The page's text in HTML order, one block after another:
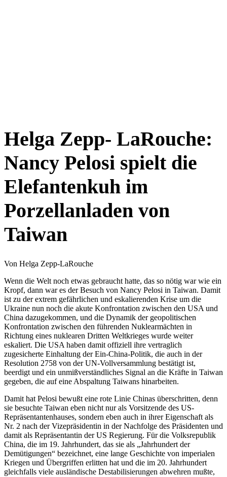
Helga Zepp- LaRouche:
Nancy Pelosi spielt die
Elefantenkuh im
Porzellanladen von
Taiwan
Von Helga Zepp-LaRouche
Wenn die Welt noch etwas gebraucht hatte, das so nötig war wie ein
Kropf, dann war es der Besuch von Nancy Pelosi in Taiwan. Damit
ist zu der extrem gefährlichen und eskalierenden Krise um die
Ukraine nun noch die akute Konfrontation zwischen den USA und
China dazugekommen, und die Dynamik der geopolitischen
Konfrontation zwischen den führenden Nuklearmächten in
Richtung eines nuklearen Dritten Weltkrieges wurde weiter
eskaliert. Die USA haben damit offiziell ihre vertraglich
zugesicherte Einhaltung der Ein-China-Politik, die auch in der
Resolution 2758 von der UN-Vollversammlung bestätigt ist,
beerdigt und ein unmißverständliches Signal an die Kräfte in Taiwan
gegeben, die auf eine Abspaltung Taiwans hinarbeiten.
Damit hat Pelosi bewußt eine rote Linie Chinas überschritten, denn
sie besuchte Taiwan eben nicht nur als Vorsitzende des US-
Repräsentantenhauses, sondern eben auch in ihrer Eigenschaft als
Nr. 2 nach der Vizepräsidentin in der Nachfolge des Präsidenten und
damit als Repräsentantin der US Regierung. Für die Volksrepublik
China, die im 19. Jahrhundert, das sie als „Jahrhundert der
Demütigungen“ bezeichnet, eine lange Geschichte von imperialen
Kriegen und Übergriffen erlitten hat und die im 20. Jahrhundert
gleichfalls viele ausländische Destabilisierungen abwehren mußte,